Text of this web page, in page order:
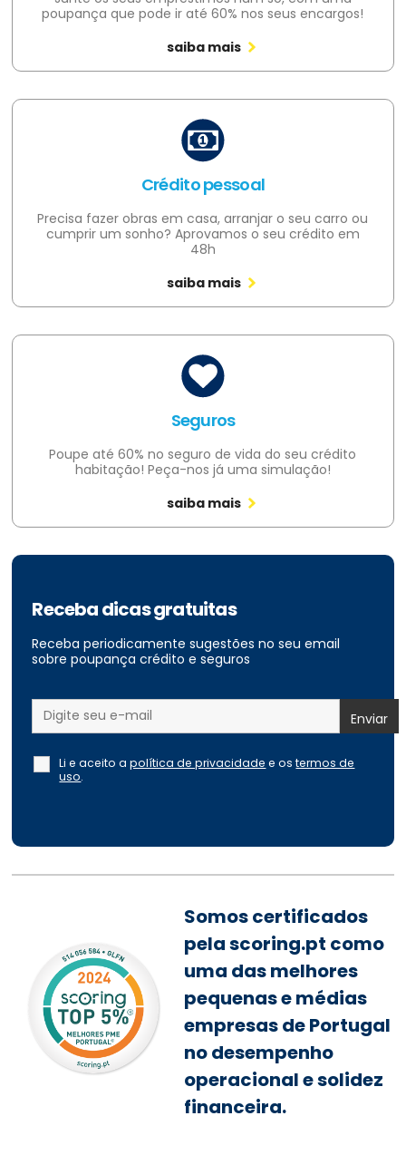
poupança que pode ir até 60% nos seus encargos!
saiba mais
Crédito pessoal
Precisa fazer obras em casa, arranjar o seu carro ou
cumprir um sonho? Aprovamos o seu crédito em
48h
saiba mais
Seguros
Poupe até 60% no seguro de vida do seu crédito
habitação! Peça-nos já uma simulação!
saiba mais
Receba dicas gratuitas
Receba periodicamente sugestões no seu email
sobre poupança crédito e seguros
Li e aceito apolítica de privacidade e ostermos de
uso.
Somos certificados
pela scoring.pt como
uma das melhores
pequenas e médias
empresas de Portugal
no desempenho
operacional e solidez
financeira.